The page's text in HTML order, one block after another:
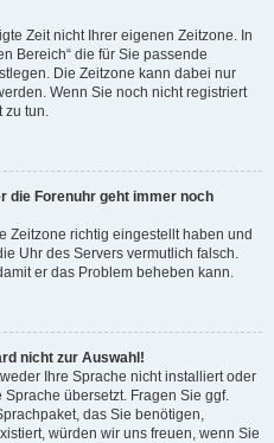
Zeit nicht Ihrer eigenen Zeitzone. In
Bereich“ die für Sie passende
Die Zeitzone kann dabei nur
Wenn Sie noch nicht registriert
zu tun.
die Forenuhr geht immer noch
Zeitzone richtig eingestellt haben und
Uhr des Servers vermutlich falsch.
er das Problem beheben kann.
nicht zur Auswahl!
Ihre Sprache nicht installiert oder
übersetzt. Fragen Sie ggf.
das Sie benötigen,
würden wir uns freuen, wenn Sie